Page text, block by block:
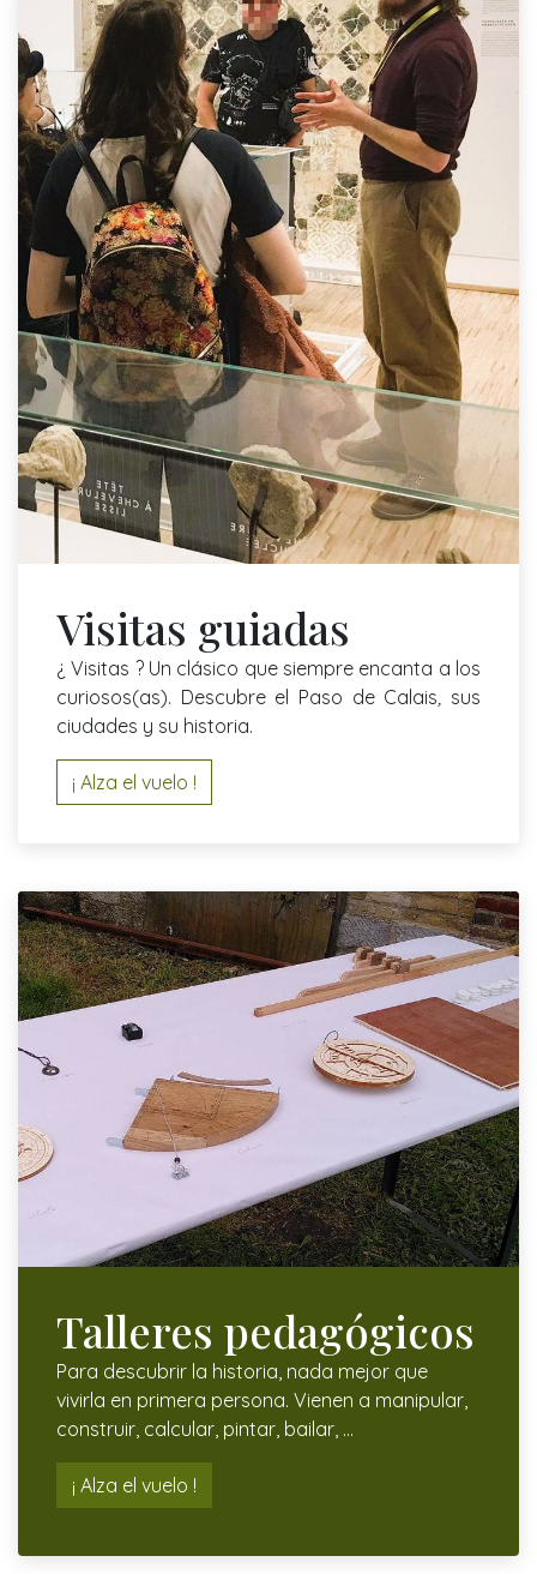
Visitas guiadas
¿ Visitas ? Un clásico que siempre encanta a los
curiosos(as). Descubre el Paso de Calais, sus
ciudades y su historia.
¡ Alza el vuelo !
Talleres pedagógicos​
Para descubrir la historia, nada mejor que
vivirla en primera persona. Vienen a manipular,
construir, calcular, pintar, bailar, ...
¡ Alza el vuelo !